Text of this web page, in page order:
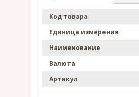
Код товара
Единица измерения
Наименование
Валюта
Артикул